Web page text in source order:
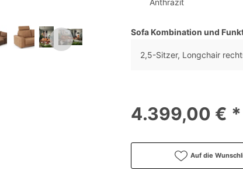
Anthrazit
Sofa Kombination und
2,5-Sitzer, Longchair
4.399,00 € *
Auf die